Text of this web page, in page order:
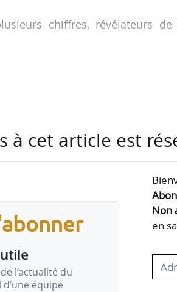
chiffres, révélateurs
DALO sont toujours en
en un an et de 223 % en 20 ans ;
à cet article est
l’actualité du
équipe
Non
en